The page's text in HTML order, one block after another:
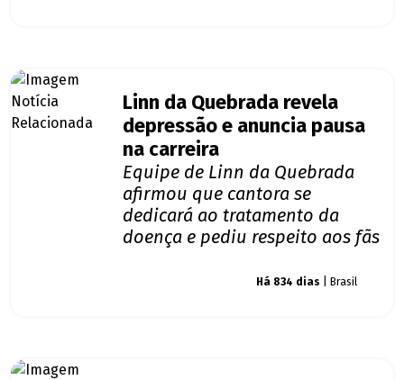
Linn da Quebrada revela
depressão e anuncia pausa
na carreira
Equipe de Linn da Quebrada
afirmou que cantora se
dedicará ao tratamento da
doença e pediu respeito aos fãs
Há 834 dias | Brasil